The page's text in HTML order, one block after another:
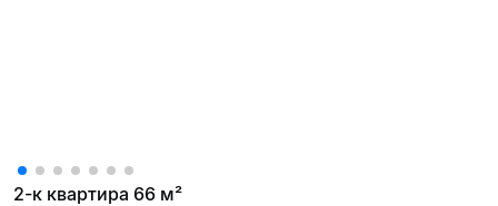
2-к квартира 66 м²